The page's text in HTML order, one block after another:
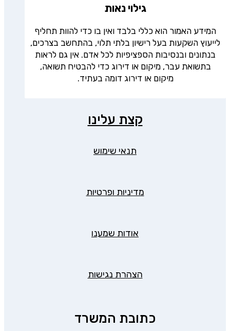
גילוי נאות
המידע האמור הוא כללי בלבד ואין בו כדי להוות תחליף
לייעוץ השקעות בעל רישיון בלתי תלוי, בהתחשב בצרכים,
בנתונים ובנסיבות הספציפיות לכל אדם. אין גם לראות
בתשואת עבר, מיקום או דירוג כדי להבטיח תשואה,
מיקום או דירוג דומה בעתיד.
קצת עלינו
תנאי שימוש
מדיניות ופרטיות
אודות שמענו
הצהרת נגישות
כתובת המשרד